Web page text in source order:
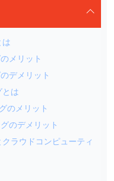
メリット
デメリット
は
のメリット
のデメリット
ラウドコンピューティ